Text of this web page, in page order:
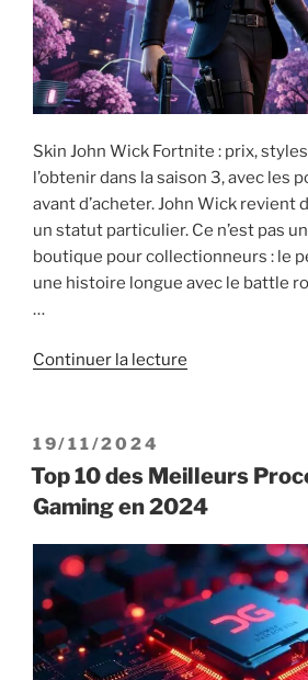
Saison
2 »
Skin John Wick Fortnite : prix,
l’obtenir dans la saison 3, avec les
avant d’acheter. John Wick revient
un statut particulier. Ce n’est pas
boutique pour collectionneurs : le
une histoire longue avec le battle
…
Continuer la lecture
Fortnite
:
comment
l’obtenir
dans
la
Saison
3 »
PUBLIÉ
LE
19/11/2024
Top 10 des Meilleurs
Gaming en 2024